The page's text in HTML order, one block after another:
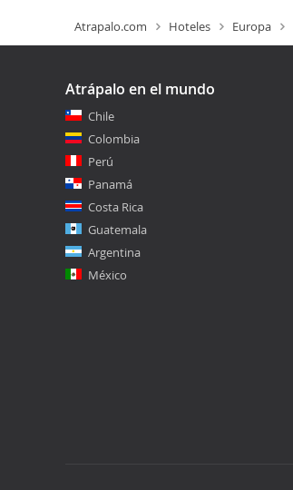
Atrapalo.com Hoteles Europa
Atrápalo en el mundo
Chile
Colombia
Perú
Panamá
Costa Rica
Guatemala
Argentina
México